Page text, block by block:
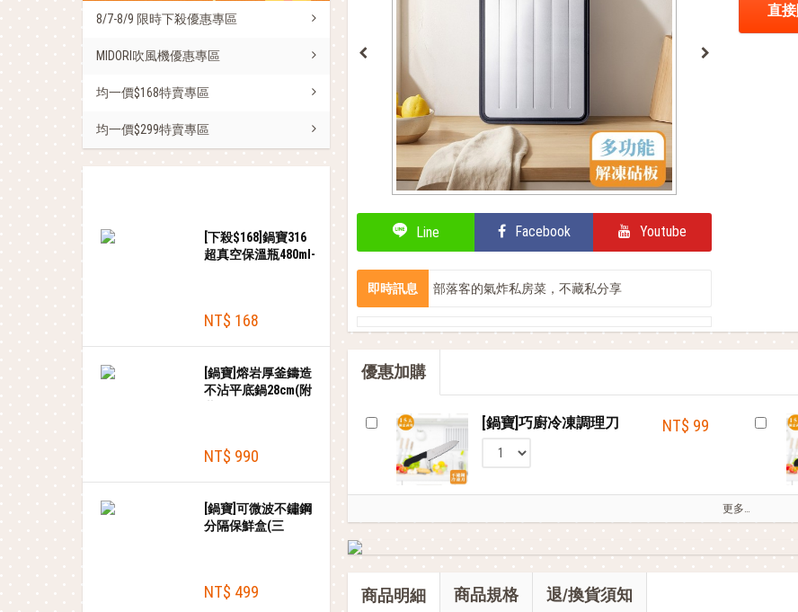
8/7-8/9 限時下殺優惠專區
MIDORI吹風機優惠專區
均一價$168特賣專區
均一價$299特賣專區
[下殺$168]鍋寶316
超真空保溫瓶480ml-
NT$ 168
[鍋寶]熔岩厚釜鑄造
不沾平底鍋28cm(附
NT$ 990
[鍋寶]可微波不鏽鋼
分隔保鮮盒(三
NT$ 499
Line Facebook Youtube
即時訊息
部落客的氣炸私房菜，不藏私分享
直
優惠加購
[鍋寶]巧廚冷凍調理刀 NT$ 99
更多…
商品明細 商品規格 退/換貨須知